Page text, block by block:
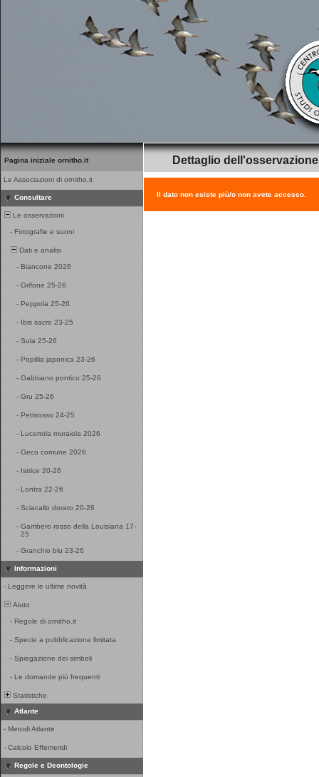
Pagina iniziale ornitho.it
Le Associazioni di ornitho.it
Consultare
Le osservazioni
- Fotografie e suoni
Dati e analisi
- Biancone 2026
- Grifone 25-26
- Peppola 25-26
- Ibis sacro 23-25
- Sula 25-26
- Popillia japonica 23-26
- Gabbiano pontico 25-26
- Gru 25-26
- Pettirosso 24-25
- Lucertola muraiola 2026
- Geco comune 2026
- Istrice 20-26
- Lontra 22-26
- Sciacallo dorato 20-26
- Gambero rosso della Louisiana 17-
25
- Granchio blu 23-26
Informazioni
- Leggere le ultime novità
Aiuto
- Regole di ornitho.it
- Specie a pubblicazione limitata
- Spiegazione dei simboli
- Le domande più frequenti
Statistiche
Atlante
- Metodi Atlante
- Calcolo Effemeridi
Regole e Deontologie
Dettaglio dell'osservazione
Il dato non esiste più/o non avete accesso.